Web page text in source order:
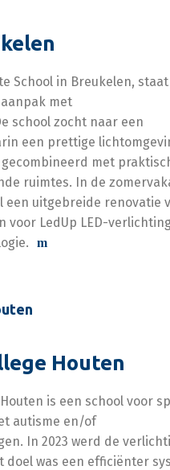
School in Breukelen, staat
met
school zocht naar een
een prettige
met
ruimtes. In de
een uitgebreide renovatie
voor LedUp LED-
Houten
is een school voor
autisme en/of
In 2023 werd de
doel was een efficiënter